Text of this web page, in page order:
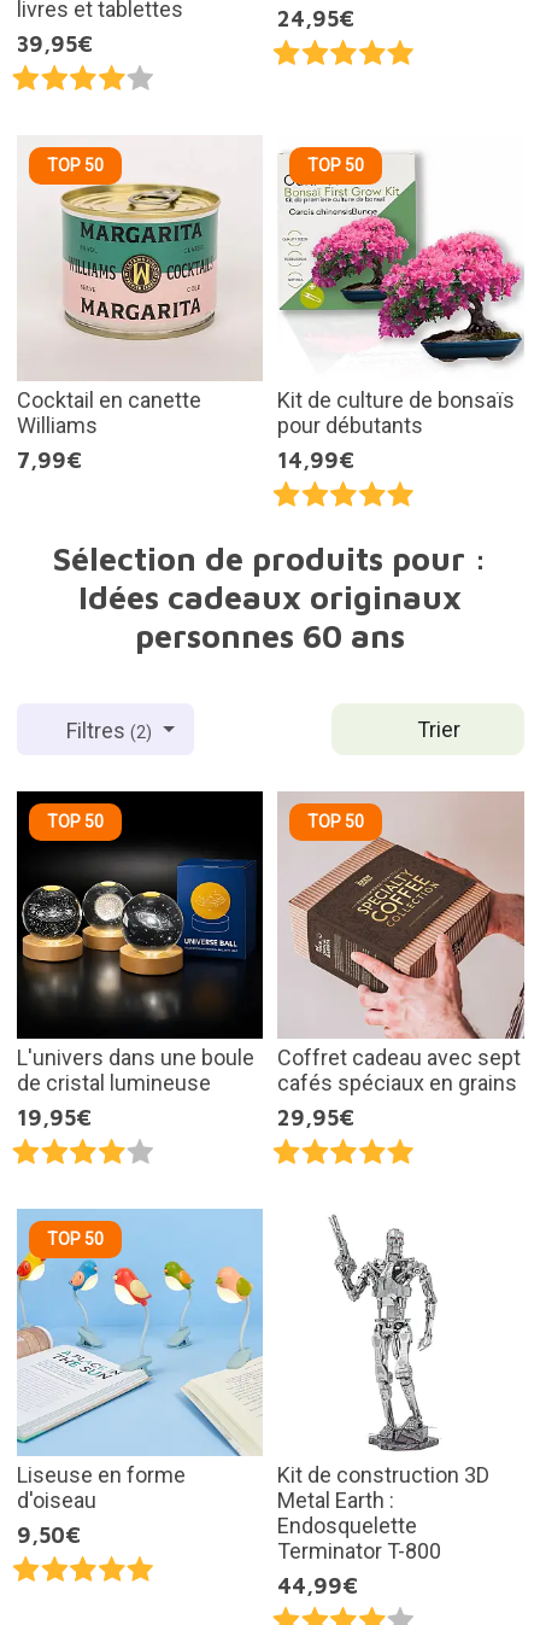
livres et tablettes
39,95€
24,95€
TOP 50
Cocktail en canette
Williams
7,99€
TOP 50
Kit de culture de bonsaïs
pour débutants
14,99€
Sélection de produits pour :
Idées cadeaux originaux
personnes 60 ans
Trier
Filtres(2)
TOP 50
L'univers dans une boule
de cristal lumineuse
19,95€
TOP 50
Coffret cadeau avec sept
cafés spéciaux en grains
29,95€
TOP 50
Liseuse en forme
d'oiseau
9,50€
Kit de construction 3D
Metal Earth :
Endosquelette
Terminator T-800
44,99€